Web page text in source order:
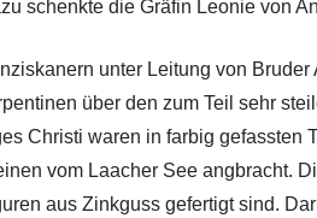
schenkte die Gräfin Leonie von
unter Leitung von
über den zum Teil sehr
Christi waren in farbig gefassten
vom Laacher See angbracht.
aus Zinkguss gefertigt sind.